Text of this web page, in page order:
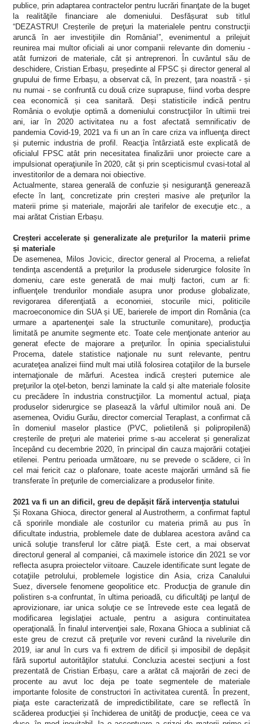
publice, prin adaptarea contractelor pentru lucrări finanţate de la buget
la realităţile financiare ale domeniului. Desfășurat sub titlul
“DEZASTRU! Creșterile de preţuri la materialele pentru construcţii
aruncă în aer investiţiile din România!”, evenimentul a prilejuit
reunirea mai multor oficiali ai unor companii relevante din domeniu -
atât furnizori de materiale, cât și antreprenori. În cuvântul său de
deschidere, Cristian Erbașu, președinte al FPSC și director general al
grupului de firme Erbașu, a observat că, în prezent, ţara noastră - și
nu numai - se confruntă cu două crize suprapuse, fiind vorba despre
cea economică și cea sanitară. Deși statisticile indică pentru
România o evoluţie optimă a domeniului construcţiilor în ultimii trei
ani, iar în 2020 activitatea nu a fost afectată semnificativ de
pandemia Covid-19, 2021 va fi un an în care criza va influenţa direct
și puternic industria de profil. Reacţia întârziată este explicată de
oficialul FPSC atât prin necesitatea finalizării unor proiecte care a
impulsionat operaţiunile în 2020, cât și prin scepticismul cvasi-total al
investitorilor de a demara noi obiective.
Actualmente, starea generală de confuzie și nesiguranţă generează
efecte în lanţ, concretizate prin creșteri masive ale preţurilor la
materii prime și materiale, majorări ale tarifelor de execuţie etc., a
mai arătat Cristian Erbașu.
Creșteri accelerate și generalizate ale preţurilor la materii prime
și materiale
De asemenea, Milos Jovicic, director general al Procema, a reliefat
tendinţa ascendentă a preţurilor la produsele siderurgice folosite în
domeniu, care este generată de mai mulţi factori, cum ar fi:
influenţele trendurilor mondiale asupra unor produse globalizate,
revigorarea diferenţiată a economiei, stocurile mici, politicile
macroeconomice din SUA și UE, barierele de import din România (ca
urmare a apartenenţei sale la structurile comunitare), producţia
limitată pe anumite segmente etc. Toate cele menţionate anterior au
generat efecte de majorare a preţurilor. În opinia specialistului
Procema, datele statistice naţionale nu sunt relevante, pentru
acurateţea analizei fiind mult mai utilă folosirea cotaţiilor de la bursele
internaţionale de mărfuri. Acestea indică creșteri puternice ale
preţurilor la oţel-beton, benzi laminate la cald și alte materiale folosite
cu precădere în industria construcţiilor. La momentul actual, piaţa
produselor siderurgice se plasează la vârful ultimilor nouă ani. De
asemenea, Ovidiu Gurău, director comercial Teraplast, a confirmat că
în domeniul maselor plastice (PVC, polietilenă și polipropilenă)
creșterile de preţuri ale materiei prime s-au accelerat și generalizat
începând cu decembrie 2020, în principal din cauza majorării cotaţiei
etilenei. Pentru perioada următoare, nu se prevede o scădere, ci în
cel mai fericit caz o plafonare, toate aceste majorări urmând să fie
transferate în preţurile de comercializare a produselor finite.
2021 va fi un an dificil, greu de depășit fără intervenţia statului
Și Roxana Ghioca, director general al Austrotherm, a confirmat faptul
că sporirile mondiale ale costurilor cu materia primă au pus în
dificultate industria, problemele date de dublarea acestora având ca
unică soluţie transferul lor către piaţă. Este cert, a mai observat
directorul general al companiei, că maximele istorice din 2021 se vor
reflecta asupra proiectelor viitoare. Cauzele identificate sunt legate de
cotaţiile petrolului, problemele logistice din Asia, criza Canalului
Suez, diversele fenomene geopolitice etc. Producţia de granule din
polistiren s-a confruntat, în ultima perioadă, cu dificultăţi pe lanţul de
aprovizionare, iar unica soluţie ce se întrevede este cea legată de
modificarea legislaţiei actuale, pentru a asigura continuitatea
operaţională. În finalul intervenţiei sale, Roxana Ghioca a subliniat că
este greu de crezut că preţurile vor reveni curând la nivelurile din
2019, iar anul în curs va fi extrem de dificil și imposibil de depășit
fără suportul autorităţilor statului. Concluzia acestei secţiuni a fost
prezentată de Cristian Erbașu, care a arătat că majorări de zeci de
procente au avut loc deja pe toate segmentele de materiale
importante folosite de constructori în activitatea curentă. În prezent,
piaţa este caracterizată de impredictibilitate, care se reflectă în
scăderea producţiei și închiderea de unităţi de producţie, ceea ce va